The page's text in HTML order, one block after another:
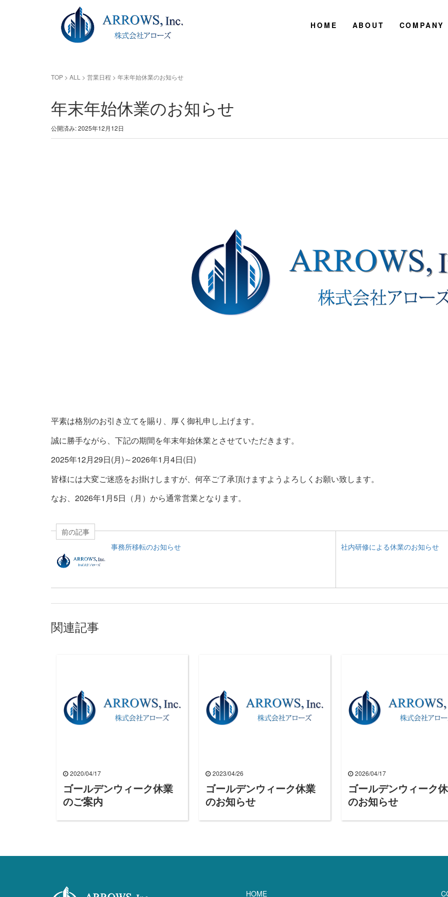
HOME ABOUT COMPANY
TOP > ALL > 営業日程 > 年末年始休業のお知らせ
年末年始休業のお知らせ
公開済み: 2025年12月12日
平素は格別のお引き立てを賜り、厚く御礼申し上げます。
誠に勝手ながら、下記の期間を年末年始休業とさせていただきます。
2025年12月29日(月)～2026年1月4日(日)
皆様には大変ご迷惑をお掛けしますが、何卒ご了承頂けますようよろしくお願い致します。
なお、2026年1月5日（月）から通常営業となります。
前の記事
事務所移転のお知らせ
社内研修による休業のお知らせ
関連記事
2020/04/17
ゴールデンウィーク休業
のご案内
2023/04/26
ゴールデンウィーク休業
のお知らせ
2026/04/17
ゴールデンウィーク
のお知らせ
HOME